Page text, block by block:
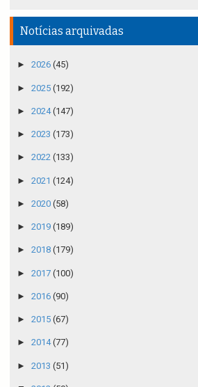
Notícias arquivadas
► 2026 (45)
► 2025 (192)
► 2024(147)
► 2023 (173)
► 2022 (133)
► 2021 (124)
► 2020 (58)
► 2019 (189)
► 2018 (179)
► 2017 (100)
► 2016 (90)
► 2015 (67)
► 2014(77)
► 2013 (51)